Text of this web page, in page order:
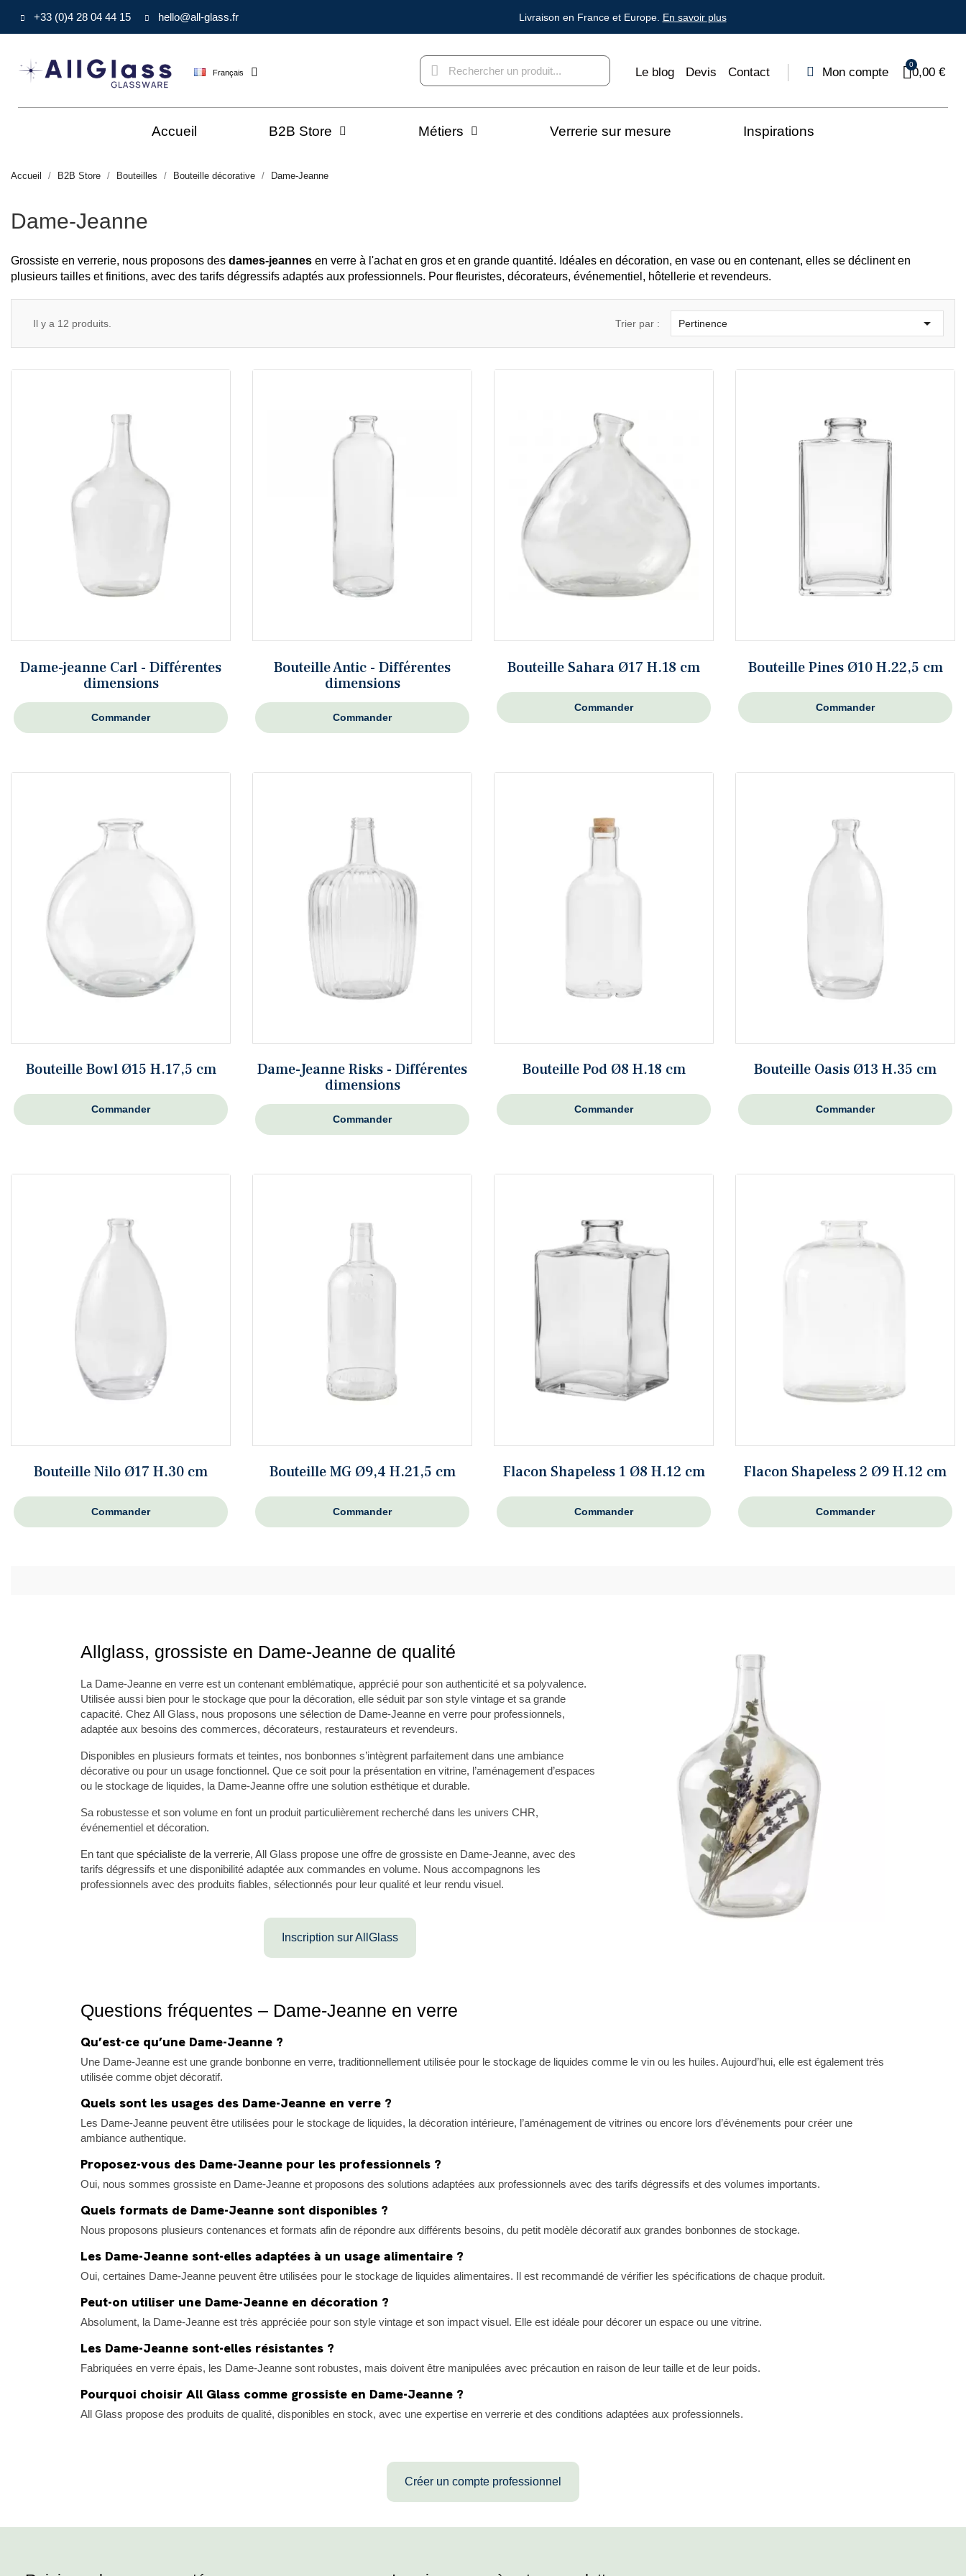
+33 (0)4 28 04 44 15 hello@all-glass.fr Livraison en France et Europe. En savoir plus
Français Le blog Devis Contact Mon compte 0,00 €
Accueil B2B Store Métiers Verrerie sur mesure Inspirations
Accueil B2B Store Bouteilles Bouteille décorative Dame-Jeanne
Dame-Jeanne
Grossiste en verrerie, nous proposons des dames-jeannes en verre à l'achat en gros et en grande quantité. Idéales en décoration, en vase ou en contenant, elles se déclinent en
plusieurs tailles et finitions, avec des tarifs dégressifs adaptés aux professionnels. Pour fleuristes, décorateurs, événementiel, hôtellerie et revendeurs.
Il y a 12 produits. Trier par : Pertinence 
Dame-jeanne Carl - Différentes
dimensions
Commander
Bouteille Antic - Différentes
dimensions
Commander
Bouteille Sahara Ø17 H.18 cm
Commander
Bouteille Pines Ø10 H.22,5 cm
Commander
Bouteille Bowl Ø15 H.17,5 cm
Commander
Dame-Jeanne Risks - Différentes
dimensions
Commander
Bouteille Pod Ø8 H.18 cm
Commander
Bouteille Oasis Ø13 H.35 cm
Commander
Bouteille Nilo Ø17 H.30 cm
Commander
Bouteille MG Ø9,4 H.21,5 cm
Commander
Flacon Shapeless 1 Ø8 H.12 cm
Commander
Flacon Shapeless 2 Ø9 H.12 cm
Commander
Allglass, grossiste en Dame-Jeanne de qualité
La Dame-Jeanne en verre est un contenant emblématique, apprécié pour son authenticité et sa polyvalence.
Utilisée aussi bien pour le stockage que pour la décoration, elle séduit par son style vintage et sa grande
capacité. Chez All Glass, nous proposons une sélection de Dame-Jeanne en verre pour professionnels,
adaptée aux besoins des commerces, décorateurs, restaurateurs et revendeurs.
Disponibles en plusieurs formats et teintes, nos bonbonnes s’intègrent parfaitement dans une ambiance
décorative ou pour un usage fonctionnel. Que ce soit pour la présentation en vitrine, l’aménagement d’espaces
ou le stockage de liquides, la Dame-Jeanne offre une solution esthétique et durable.
Sa robustesse et son volume en font un produit particulièrement recherché dans les univers CHR,
événementiel et décoration.
En tant que spécialiste de la verrerie, All Glass propose une offre de grossiste en Dame-Jeanne, avec des
tarifs dégressifs et une disponibilité adaptée aux commandes en volume. Nous accompagnons les
professionnels avec des produits fiables, sélectionnés pour leur qualité et leur rendu visuel.
Inscription sur AllGlass
Questions fréquentes – Dame-Jeanne en verre
Qu’est-ce qu’une Dame-Jeanne ?
Une Dame-Jeanne est une grande bonbonne en verre, traditionnellement utilisée pour le stockage de liquides comme le vin ou les huiles. Aujourd’hui, elle est également très
utilisée comme objet décoratif.
Quels sont les usages des Dame-Jeanne en verre ?
Les Dame-Jeanne peuvent être utilisées pour le stockage de liquides, la décoration intérieure, l’aménagement de vitrines ou encore lors d’événements pour créer une
ambiance authentique.
Proposez-vous des Dame-Jeanne pour les professionnels ?
Oui, nous sommes grossiste en Dame-Jeanne et proposons des solutions adaptées aux professionnels avec des tarifs dégressifs et des volumes importants.
Quels formats de Dame-Jeanne sont disponibles ?
Nous proposons plusieurs contenances et formats afin de répondre aux différents besoins, du petit modèle décoratif aux grandes bonbonnes de stockage.
Les Dame-Jeanne sont-elles adaptées à un usage alimentaire ?
Oui, certaines Dame-Jeanne peuvent être utilisées pour le stockage de liquides alimentaires. Il est recommandé de vérifier les spécifications de chaque produit.
Peut-on utiliser une Dame-Jeanne en décoration ?
Absolument, la Dame-Jeanne est très appréciée pour son style vintage et son impact visuel. Elle est idéale pour décorer un espace ou une vitrine.
Les Dame-Jeanne sont-elles résistantes ?
Fabriquées en verre épais, les Dame-Jeanne sont robustes, mais doivent être manipulées avec précaution en raison de leur taille et de leur poids.
Pourquoi choisir All Glass comme grossiste en Dame-Jeanne ?
All Glass propose des produits de qualité, disponibles en stock, avec une expertise en verrerie et des conditions adaptées aux professionnels.
Créer un compte professionnel